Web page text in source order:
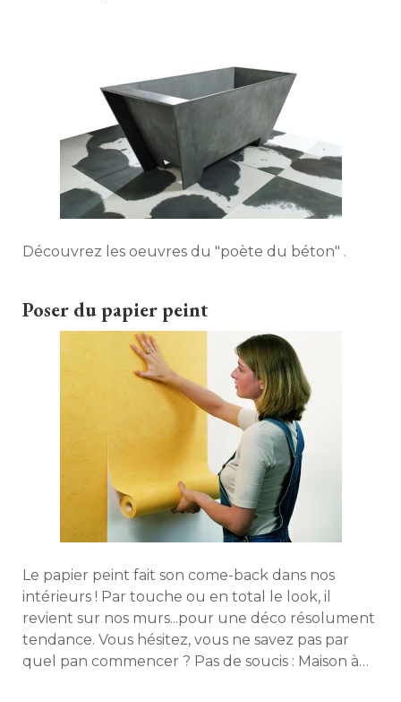
Découvrez les oeuvres du "poète du béton" .
Poser du papier peint
Le papier peint fait son come-back dans nos
intérieurs ! Par touche ou en total le look, il
revient sur nos murs...pour une déco résolument
tendance. Vous hésitez, vous ne savez pas par
quel pan commencer ? Pas de soucis : Maison à